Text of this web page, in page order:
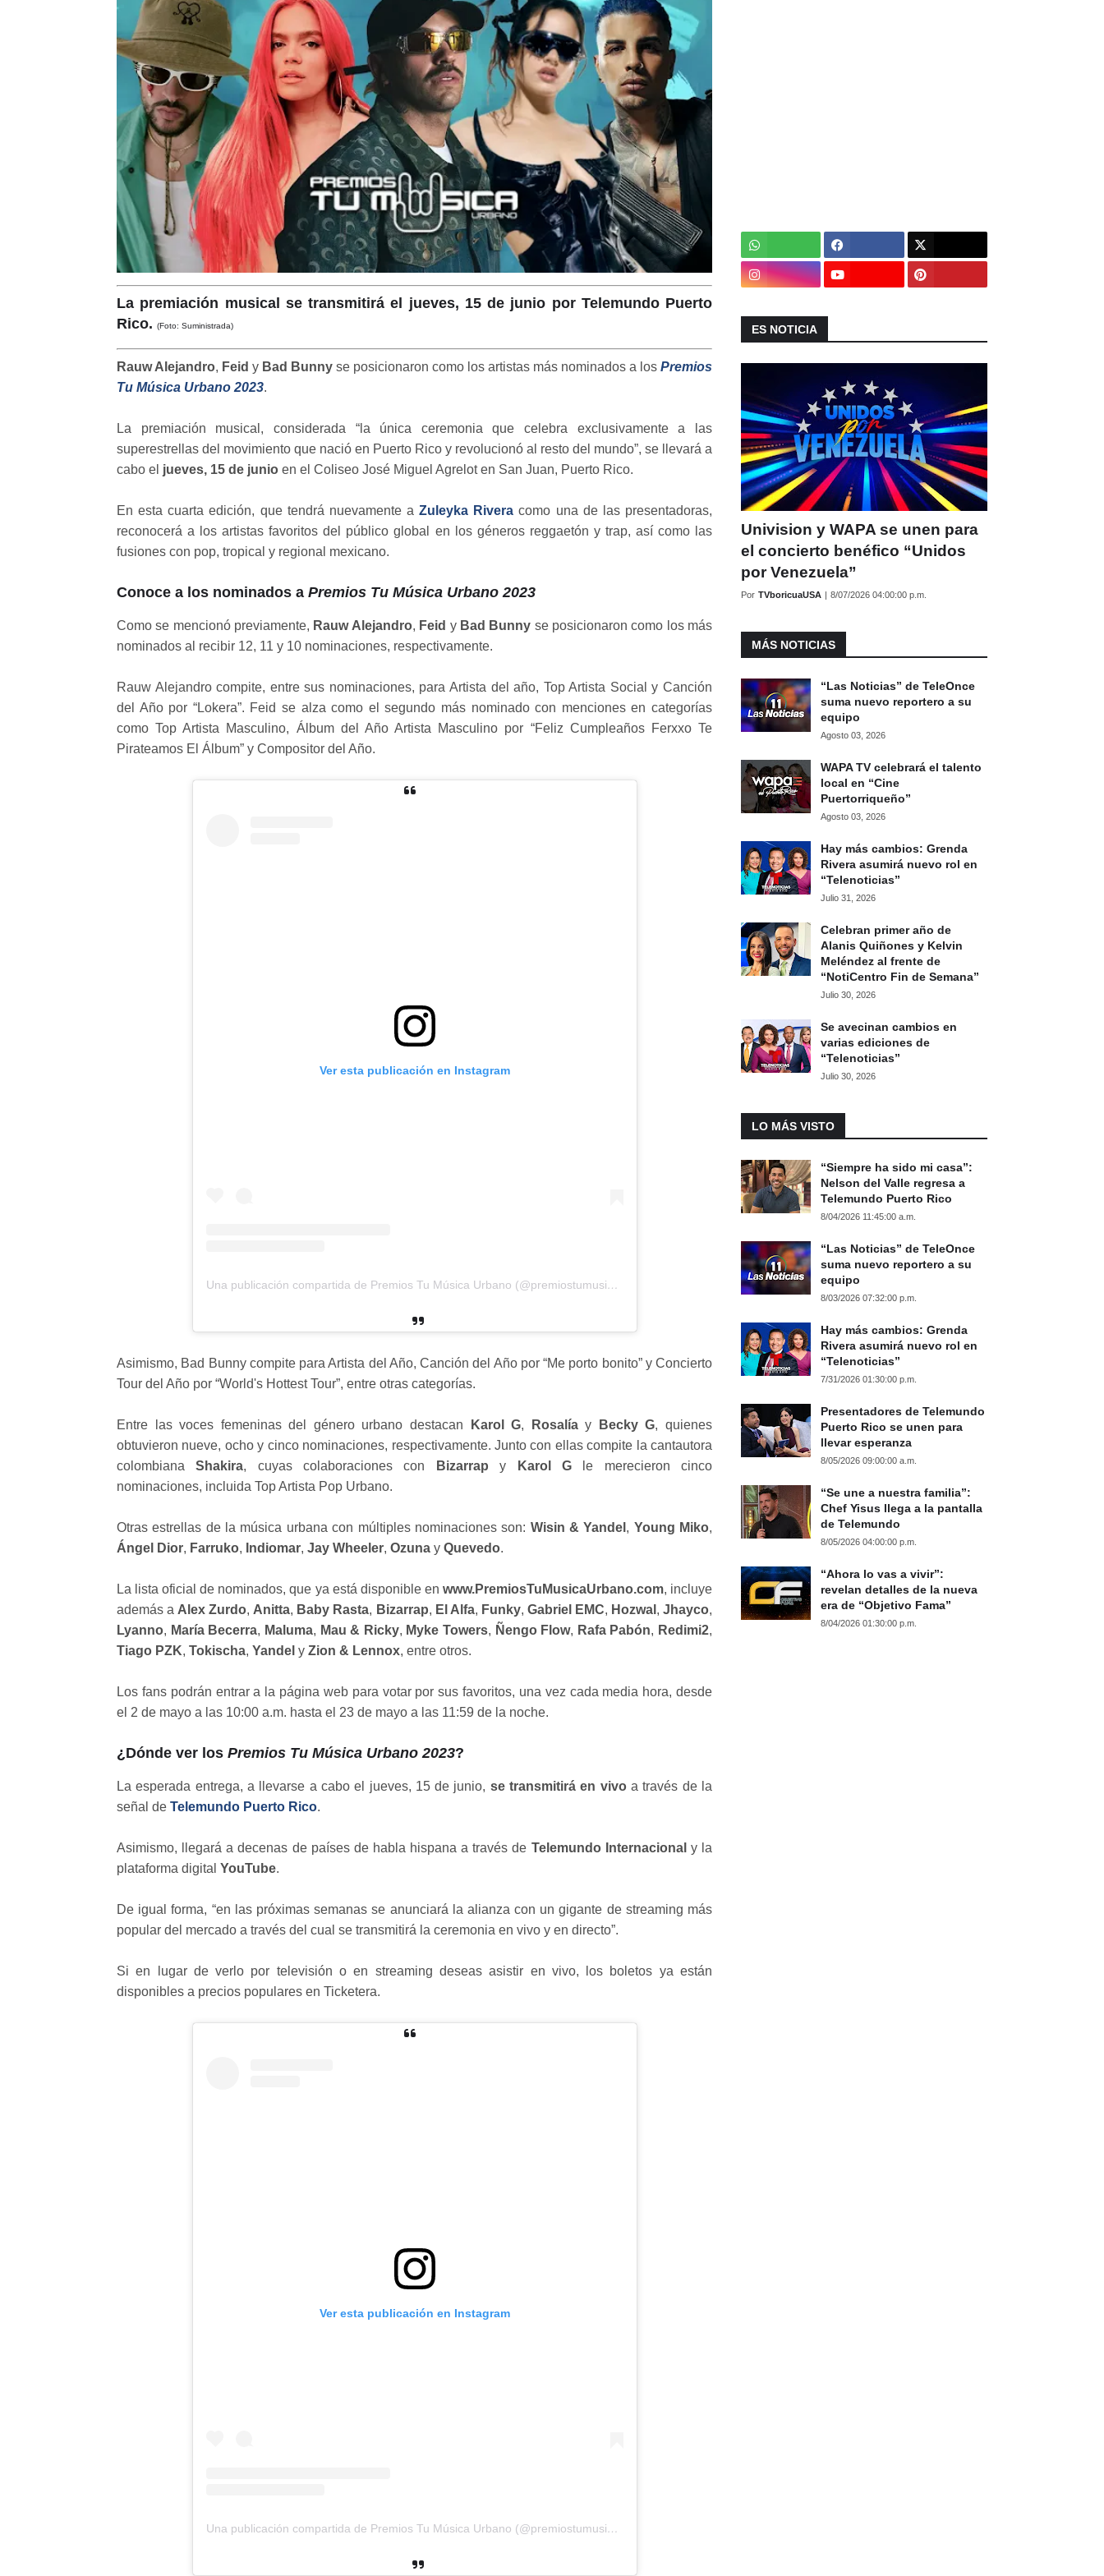
La premiación musical se transmitirá el jueves, 15 de junio por Telemundo Puerto
Rico. (Foto: Suministrada)
Rauw Alejandro, Feid y Bad Bunny se posicionaron como los artistas más nominados a los Premios
Tu Música Urbano 2023.
La premiación musical, considerada “la única ceremonia que celebra exclusivamente a las
superestrellas del movimiento que nació en Puerto Rico y revolucionó al resto del mundo”, se llevará a
cabo el jueves, 15 de junio en el Coliseo José Miguel Agrelot en San Juan, Puerto Rico.
En esta cuarta edición, que tendrá nuevamente aZuleyka Rivera como una de las presentadoras,
reconocerá a los artistas favoritos del público global en los géneros reggaetón y trap, así como las
fusiones con pop, tropical y regional mexicano.
Conoce a los nominados a Premios Tu Música Urbano 2023
Como se mencionó previamente, Rauw Alejandro, Feid y Bad Bunny se posicionaron como los más
nominados al recibir 12, 11 y 10 nominaciones, respectivamente.
Rauw Alejandro compite, entre sus nominaciones, para Artista del año, Top Artista Social y Canción
del Año por “Lokera”. Feid se alza como el segundo más nominado con menciones en categorías
como Top Artista Masculino, Álbum del Año Artista Masculino por “Feliz Cumpleaños Ferxxo Te
Pirateamos El Álbum” y Compositor del Año.
Ver esta publicación en Instagram
Una publicación compartida de Premios Tu Música Urbano (@premiostumusicaurbano)
Asimismo, Bad Bunny compite para Artista del Año, Canción del Año por “Me porto bonito” y Concierto
Tour del Año por “World's Hottest Tour”, entre otras categorías.
Entre las voces femeninas del género urbano destacan Karol G, Rosalíay Becky G, quienes
obtuvieron nueve, ocho y cinco nominaciones, respectivamente. Junto con ellas compite la cantautora
colombianaShakira, cuyas colaboraciones con Bizarrap y Karol Gle merecieron cinco
nominaciones, incluida Top Artista Pop Urbano.
Otras estrellas de la música urbana con múltiples nominaciones son: Wisin & Yandel , Young Miko,
Ángel Dior, Farruko, Indiomar, Jay Wheeler, Ozuna y Quevedo.
La lista oficial de nominados, que ya está disponible en www.PremiosTuMusicaUrbano.com, incluye
además a Alex Zurdo, Anitta, Baby Rasta, Bizarrap, El Alfa, Funky, Gabriel EMC, Hozwal ,Jhayco,
Lyanno, María Becerra, Maluma, Mau & Ricky, Myke Towers, Ñengo Flow, Rafa Pabón, Redimi2,
Tiago PZK, Tokischa, Yandel y Zion & Lennox, entre otros.
Los fans podrán entrar a la página web para votar por sus favoritos, una vez cada media hora, desde
el 2 de mayo a las 10:00 a.m. hasta el 23 de mayo a las 11:59 de la noche.
¿Dónde ver los Premios Tu Música Urbano 2023?
La esperada entrega, a llevarse a cabo el jueves, 15 de junio, se transmitirá en vivoa través de la
señal de Telemundo Puerto Rico.
Asimismo, llegará a decenas de países de habla hispana a través de Telemundo Internacional y la
plataforma digital YouTube.
De igual forma, “en las próximas semanas se anunciará la alianza con un gigante de streaming más
popular del mercado a través del cual se transmitirá la ceremonia en vivo y en directo”.
Si en lugar de verlo por televisión o en streaming deseas asistir en vivo, los boletos ya están
disponibles a precios populares en Ticketera.
Ver esta publicación en Instagram
Una publicación compartida de Premios Tu Música Urbano (@premiostumusicaurbano)
ES NOTICIA
Univision y WAPA se unen para
el concierto benéfico “Unidos
por Venezuela”
Por TVboricuaUSA | 8/07/2026 04:00:00 p.m.
MÁS NOTICIAS
“Las Noticias” de TeleOnce
suma nuevo reportero a su
equipo
Agosto 03, 2026
WAPA TV celebrará el talento
local en “Cine
Puertorriqueño”
Agosto 03, 2026
Hay más cambios: Grenda
Rivera asumirá nuevo rol en
“Telenoticias”
Julio 31, 2026
Celebran primer año de
Alanis Quiñones y Kelvin
Meléndez al frente de
“NotiCentro Fin de Semana”
Julio 30, 2026
Se avecinan cambios en
varias ediciones de
“Telenoticias”
Julio 30, 2026
LO MÁS VISTO
“Siempre ha sido mi casa”:
Nelson del Valle regresa a
Telemundo Puerto Rico
8/04/2026 11:45:00 a.m.
“Las Noticias” de TeleOnce
suma nuevo reportero a su
equipo
8/03/2026 07:32:00 p.m.
Hay más cambios: Grenda
Rivera asumirá nuevo rol en
“Telenoticias”
7/31/2026 01:30:00 p.m.
Presentadores de Telemundo
Puerto Rico se unen para
llevar esperanza
8/05/2026 09:00:00 a.m.
“Se une a nuestra familia”:
Chef Yisus llega a la pantalla
de Telemundo
8/05/2026 04:00:00 p.m.
“Ahora lo vas a vivir”:
revelan detalles de la nueva
era de “Objetivo Fama”
8/04/2026 01:30:00 p.m.